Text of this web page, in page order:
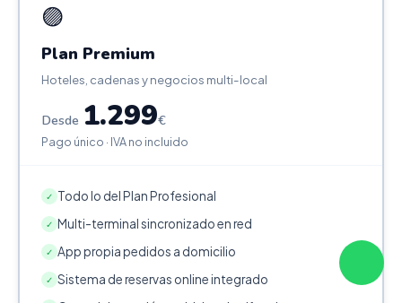
🟣
Plan Premium
Hoteles, cadenas y negocios multi-local
Desde 1.299€
Pago único · IVA no incluido
✓ Todo lo del Plan Profesional
✓ Multi-terminal sincronizado en red
✓ App propia pedidos a domicilio
✓ Sistema de reservas online integrado